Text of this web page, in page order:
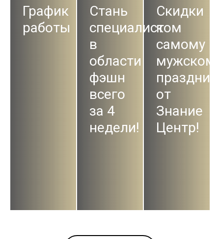
График
работы
Стань
специалистом
в
области
фэшн
всего
за 4
недели!
Скидки
к
самому
от
Знание
Центр!